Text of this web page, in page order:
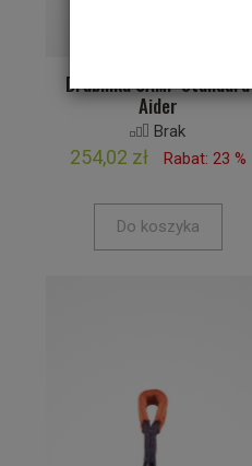
Drabinka CAMP Standard
Aider
Brak
254,02 zł Rabat: 23 %
Do koszyka